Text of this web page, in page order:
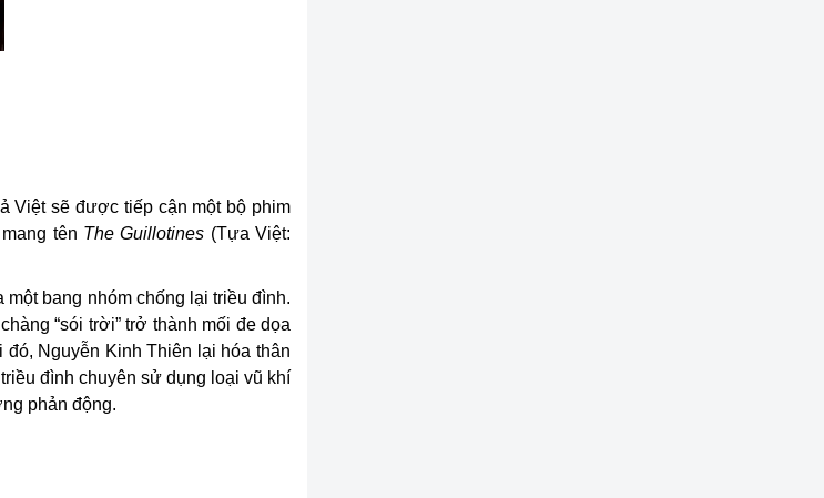
Việt sẽ được tiếp cận một bộ phim
tên The Guillotines (Tựa Việt:
bang nhóm chống lại triều đình.
“sói trời” trở thành mối đe dọa
đó, Nguyễn Kinh Thiên lại hóa thân
đình chuyên sử dụng loại vũ khí
phản động.